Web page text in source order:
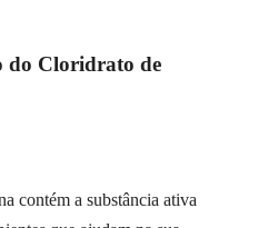
do Cloridrato de
contém a substância ativa